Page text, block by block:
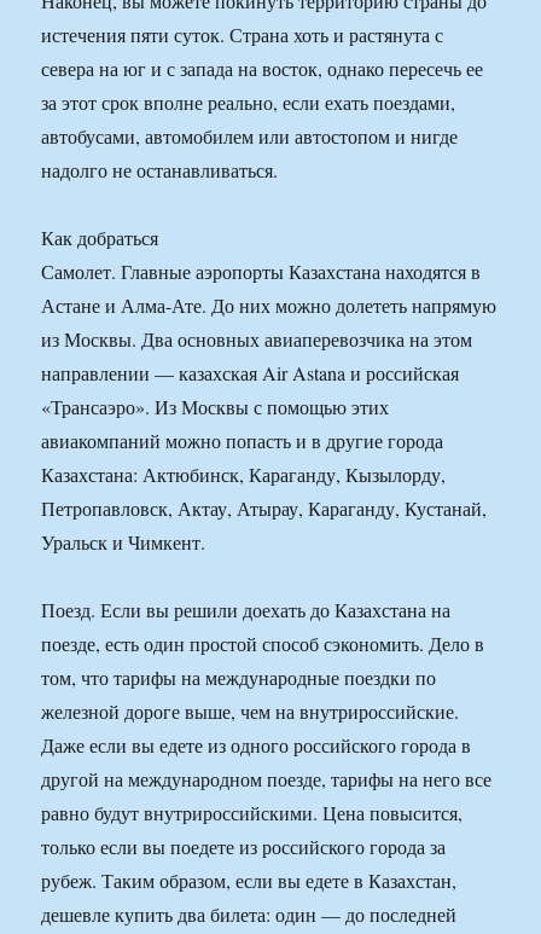
истечения пяти суток. Страна хоть и растянута с
севера на юг и с запада на восток, однако пересечь ее
за этот срок вполне реально, если ехать поездами,
автобусами, автомобилем или автостопом и нигде
надолго не останавливаться.
Как добраться
Самолет. Главные аэропорты Казахстана находятся в
Астане и Алма-Ате. До них можно долететь напрямую
из Москвы. Два основных авиаперевозчика на этом
направлении — казахская Air Astana и российская
«Трансаэро». Из Москвы с помощью этих
авиакомпаний можно попасть и в другие города
Казахстана: Актюбинск, Караганду, Кызылорду,
Петропавловск, Актау, Атырау, Караганду, Кустанай,
Уральск и Чимкент.
Поезд. Если вы решили доехать до Казахстана на
поезде, есть один простой способ сэкономить. Дело в
том, что тарифы на международные поездки по
железной дороге выше, чем на внутрироссийские.
Даже если вы едете из одного российского города в
другой на международном поезде, тарифы на него все
равно будут внутрироссийскими. Цена повысится,
только если вы поедете из российского города за
рубеж. Таким образом, если вы едете в Казахстан,
дешевле купить два билета: один — до последней